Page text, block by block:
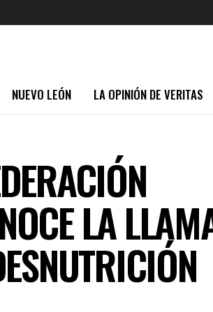
NUEVO LEÓN LA OPINIÓN DE VERITAS
LA